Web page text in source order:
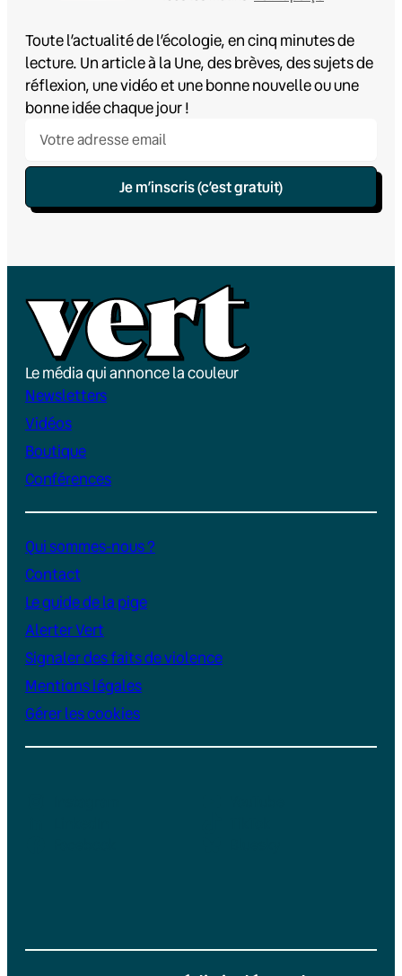
Toute l’actualité de l’écologie, en cinq minutes de
lecture. Un article à la Une, des brèves, des sujets de
réflexion, une vidéo et une bonne nouvelle ou une
bonne idée chaque jour !
Je m’inscris (c’est gratuit)
Le média qui annonce la couleur
Newsletters
Vidéos
Boutique
Conférences
Qui sommes-nous ?
Contact
Le guide de la pige
Alerter Vert
Signaler des faits de violence
Mentions légales
Gérer les cookies